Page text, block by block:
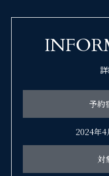
予約
2024年4
対